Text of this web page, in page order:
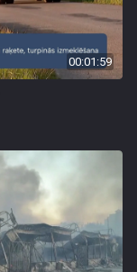
00:01:59